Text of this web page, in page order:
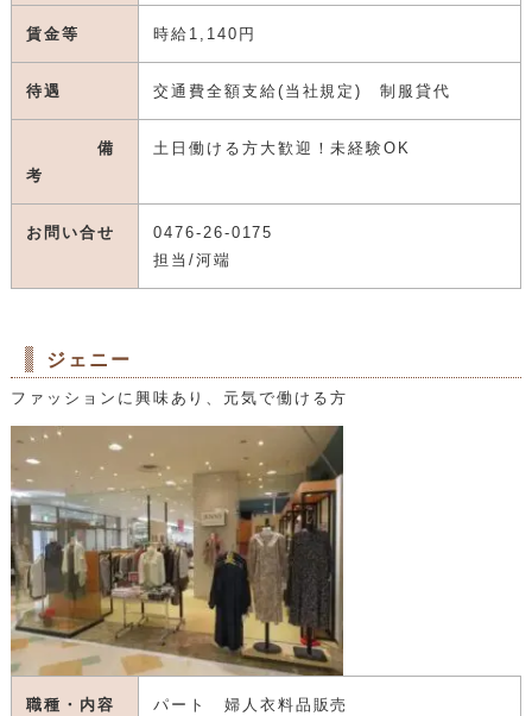
賃金等 時給1,140円
待遇 交通費全額支給(当社規定) 制服貸代
備
考
土日働ける方大歓迎！未経験OK
お問い合せ
0476-26-0175
担当/河端
ジェニー
ファッションに興味あり、元気で働ける方
職種・内容 パート 婦人衣料品販売